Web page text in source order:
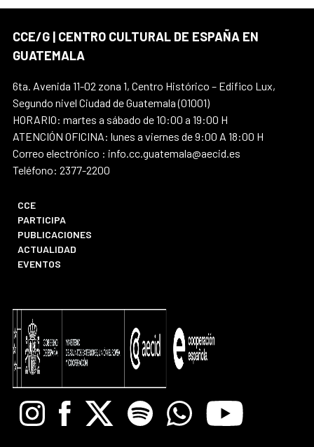
CCE/G | CENTRO CULTURAL DE ESPAÑA EN
GUATEMALA
6ta. Avenida 11-02 zona 1, Centro Histórico – Edifico Lux,
Segundo nivel Ciudad de Guatemala (01001)
HORARIO: martes a sábado de 10:00 a 19:00 H
ATENCIÓN OFICINA: lunes a viernes de 9:00 A 18:00 H
Correo electrónico : info.cc.guatemala@aecid.es
Teléfono: 2377-2200
CCE
PARTICIPA
PUBLICACIONES
ACTUALIDAD
EVENTOS
InstagramFacebook
X Spotify WhatsappYoutube